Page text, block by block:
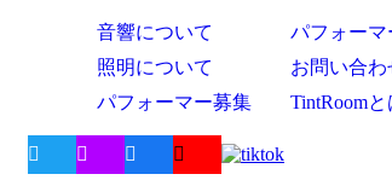
音響について
照明について
パフォーマー募集
パフォー
お問い合わ
TintRoomと